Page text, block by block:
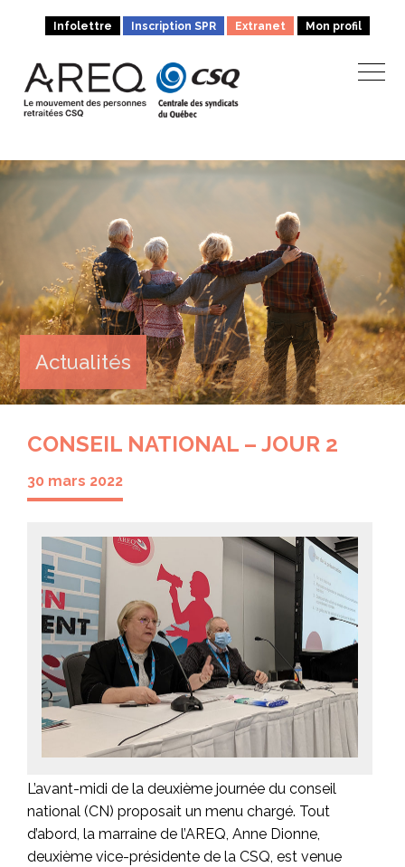
Infolettre Inscription SPR Extranet Mon profil
Actualités
CONSEIL NATIONAL – JOUR 2
30 mars 2022
L’avant-midi de la deuxième journée du conseil
national (CN) proposait un menu chargé. Tout
d’abord, la marraine de l’AREQ, Anne Dionne,
deuxième vice-présidente de la CSQ, est venue